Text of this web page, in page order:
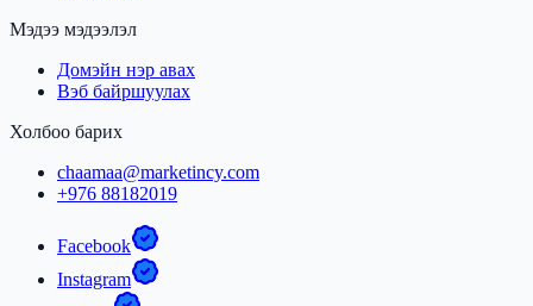
Мэдээ мэдээлэл
Домэйн нэр авах
Вэб байршуулах
Холбоо барих
chaamaa@marketincy.com
+976 88182019
Facebook
Instagram